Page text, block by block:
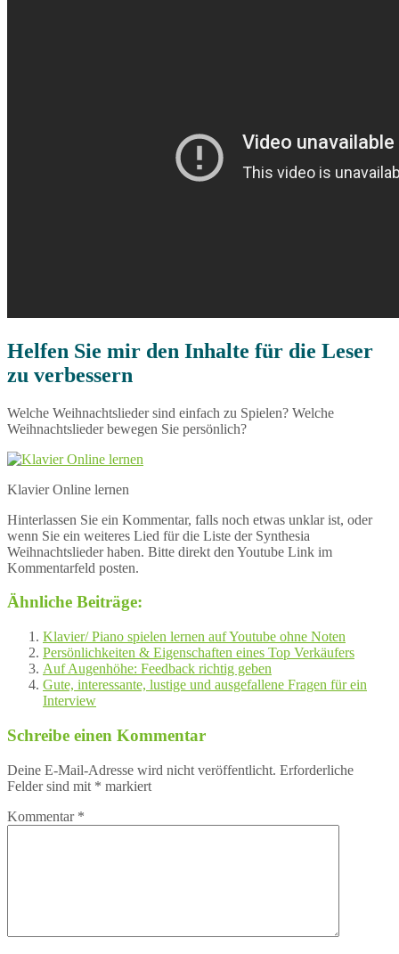
Helfen Sie mir den Inhalte für die Leser
zu verbessern
Welche Weihnachtslieder sind einfach zu Spielen? Welche
Weihnachtslieder bewegen Sie persönlich?
Klavier Online lernen
Hinterlassen Sie ein Kommentar, falls noch etwas unklar ist, oder
wenn Sie ein weiteres Lied für die Liste der Synthesia
Weihnachtslieder haben. Bitte direkt den Youtube Link im
Kommentarfeld posten.
Ähnliche Beiträge:
Klavier/ Piano spielen lernen auf Youtube ohne Noten
Persönlichkeiten & Eigenschaften eines Top Verkäufers
Auf Augenhöhe: Feedback richtig geben
Gute, interessante, lustige und ausgefallene Fragen für ein
Interview
Schreibe einen Kommentar
Deine E-Mail-Adresse wird nicht veröffentlicht. Erforderliche
Felder sind mit * markiert
Kommentar *